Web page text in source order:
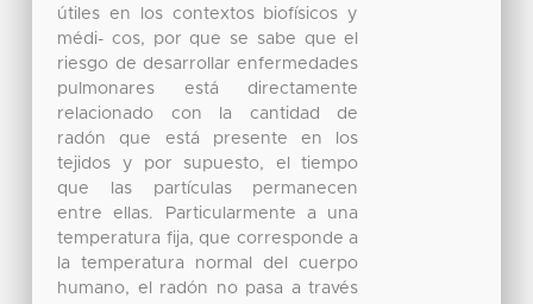
útiles en los contextos biofísicos y
médi- cos, por que se sabe que el
riesgo de desarrollar enfermedades
pulmonares está directamente
relacionado con la cantidad de
radón que está presente en los
tejidos y por supuesto, el tiempo
que las partículas permanecen
entre ellas. Particularmente a una
temperatura fija, que corresponde a
la temperatura normal del cuerpo
humano, el radón no pasa a través